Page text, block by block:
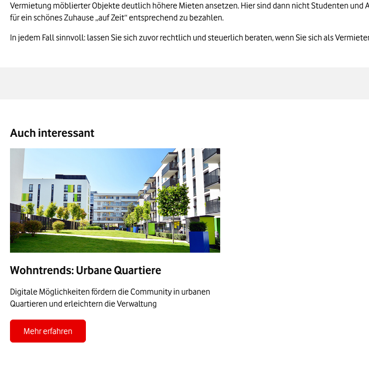
Vermietung möblierter Objekte deutlich höhere Mieten ansetzen. Hier sind dann nicht Studenten
für ein schönes Zuhause „auf Zeit“ entsprechend zu bezahlen.
In jedem Fall sinnvoll: lassen Sie sich zuvor rechtlich und steuerlich beraten, wenn Sie sich als
Auch interessant
Wohntrends: Urbane Quartiere
Digitale Möglichkeiten fördern die Community in urbanen
Quartieren und erleichtern die Verwaltung
Zum Blogbeitrag Urbane Quartiere
Mehr erfahren